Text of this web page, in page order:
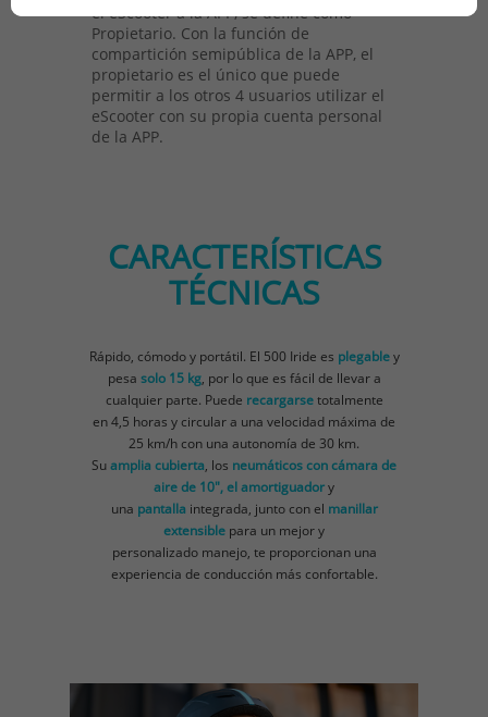
el eScooter a la APP, se define como
Propietario. Con la función de
compartición semipública de la APP, el
propietario es el único que puede
permitir a los otros 4 usuarios utilizar el
eScooter con su propia cuenta personal
de la APP.
CARACTERÍSTICAS
TÉCNICAS
Rápido, cómodo y portátil. El 500 Iride es plegabley
pesa solo 15 kg, por lo que es fácil de llevar a
cualquier parte. Puede recargarsetotalmente
en 4,5 horas y circular a una velocidad máxima de
25 km/h con una autonomía de 30 km.
Suamplia cubierta, los neumáticos con cámara de
aire de 10", el amortiguadory
una pantalla integrada, junto con el manillar
extensible para un mejor y
personalizado manejo, te proporcionan una
experiencia de conducción más confortable.